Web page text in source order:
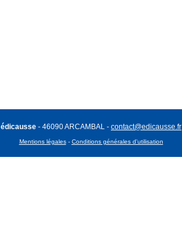
édicausse - 46090 ARCAMBAL - contact@edicausse.fr
Mentions légales- Conditions générales d'utilisation